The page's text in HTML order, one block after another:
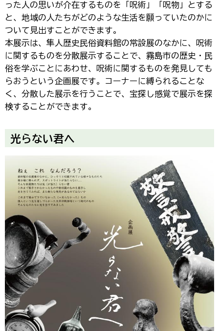
った人の思いが介在するものを「呪術」「呪物」とする
と、地域の人たちがどのような生活を願っていたのかに
ついて見出すことができます。
本展示は、隼人歴史民俗資料館の常設展のなかに、呪術
に関するものを分散展示することで、霧島市の歴史・民
俗を学ぶことにあわせ、呪術に関するものを発見しても
らおうという企画展です。コーナーに縛られることな
く、分散した展示を行うことで、宝探し感覚で展示を探
検することができます。
光らない君へ